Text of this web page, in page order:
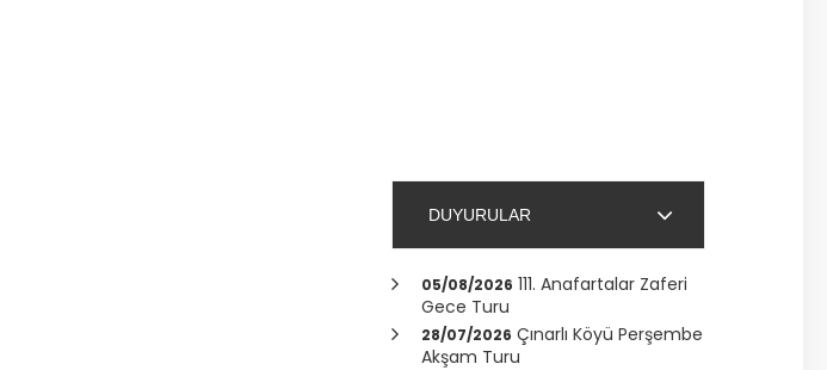
DUYURULAR
05/08/2026 111. Anafartalar Zaferi
Gece Turu
28/07/2026 Çınarlı Köyü Perşembe
Akşam Turu